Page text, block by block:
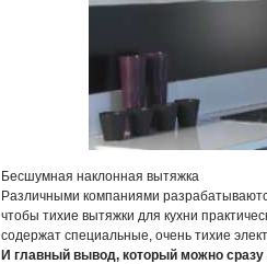
Бесшумная наклонная вытяжка
Различными компаниями
чтобы тихие вытяжки для кухни
содержат специальные, очень тихие
И главный вывод, который можно